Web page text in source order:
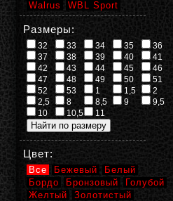
Walrus
WBL Sport
Размеры:
32 33 34 35
36
37
38 39 40
41
42
43 44 45
46
47
48 49 50
51
52
53 1 1,5
2
2,5
8 8,5 9
9,5
10
10,5 11
Цвет:
Все Бежевый
Белый
Бордо
Бронзовый
Голубой
Желтый
Золотистый